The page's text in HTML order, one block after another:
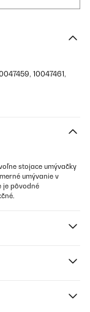
10047461,
stojace umývačky
umývanie v
je pôvodné